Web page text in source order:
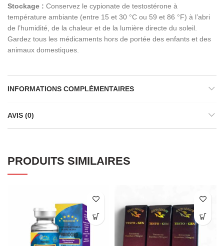
Stockage : Conservez le cypionate de testostérone à
température ambiante (entre 15 et 30 °C ou 59 et 86 °F) à l’abri
de l’humidité, de la chaleur et de la lumière directe du soleil.
Gardez tous les médicaments hors de portée des enfants et des
animaux domestiques.
INFORMATIONS COMPLÉMENTAIRES
AVIS (0)
PRODUITS SIMILAIRES